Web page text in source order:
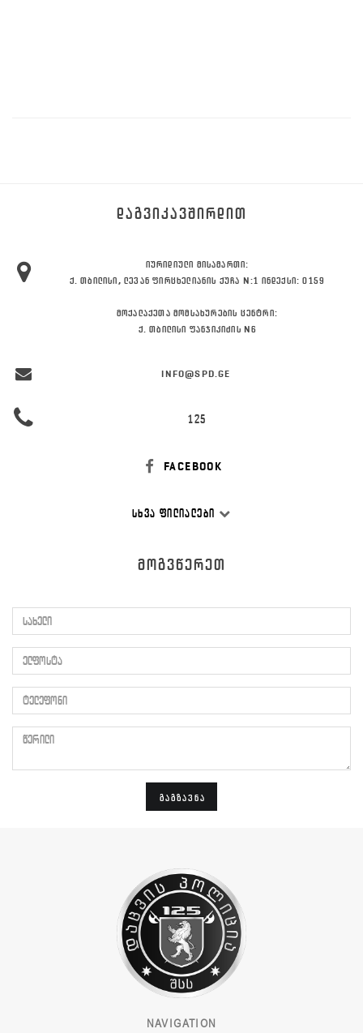
ᲓᲐᲒᲕᲘᲙᲐᲕᲨᲘᲠᲓᲘᲗ
ᲘᲣᲠᲘᲓᲘᲣᲚᲘ ᲛᲘᲡᲐᲛᲐᲠᲗᲘ:
Ქ. ᲗᲑᲘᲚᲘᲡᲘ, ᲚᲔᲕᲐᲜ ᲤᲘᲠᲪᲮᲔᲚᲘᲐᲜᲘᲡ ᲥᲣᲩᲐ N:1 ᲘᲜᲓᲔᲥᲡᲘ: 0159
ᲛᲝᲥᲐᲚᲐᲥᲔᲗᲐ ᲛᲝᲛᲡᲐᲮᲣᲠᲔᲑᲘᲡ ᲪᲔᲜᲢᲠᲘ:
Ქ. ᲗᲑᲘᲚᲘᲡᲘ ᲤᲐᲜᲯᲘᲙᲘᲫᲘᲡ N6
INFO@SPD.GE
125
FACEBOOK
ᲡᲮᲕᲐ ᲤᲘᲚᲘᲐᲚᲔᲑᲘ
ᲛᲝᲒᲕᲬᲔᲠᲔᲗ
ᲒᲐᲒᲖᲐᲕᲜᲐ
NAVIGATION